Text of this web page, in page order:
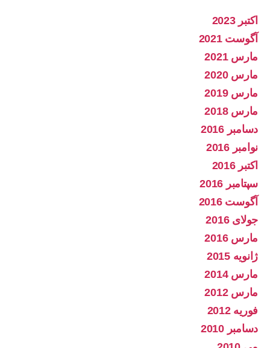
اکتبر 2023
آگوست 2021
مارس 2021
مارس 2020
مارس 2019
مارس 2018
دسامبر 2016
نوامبر 2016
اکتبر 2016
سپتامبر 2016
آگوست 2016
جولای 2016
مارس 2016
ژانویه 2015
مارس 2014
مارس 2012
فوریه 2012
دسامبر 2010